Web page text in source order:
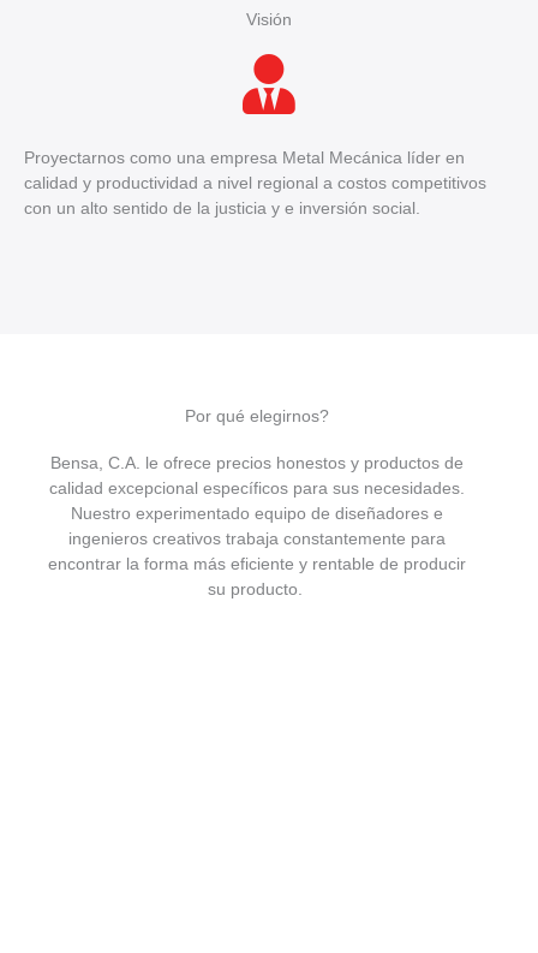
Visión
Proyectarnos como una empresa Metal Mecánica líder en
calidad y productividad a nivel regional a costos competitivos
con un alto sentido de la justicia y e inversión social.
Por qué elegirnos?
Bensa, C.A. le ofrece precios honestos y productos de
calidad excepcional específicos para sus necesidades.
Nuestro experimentado equipo de diseñadores e
ingenieros creativos trabaja constantemente para
encontrar la forma más eficiente y rentable de producir
su producto.